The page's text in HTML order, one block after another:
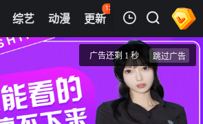
综艺 动漫 更新
131
热榜 APP
记录
第17集
清空